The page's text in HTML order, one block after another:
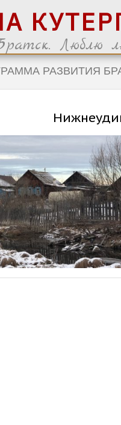
Люблю
РАЗВИТИЯ